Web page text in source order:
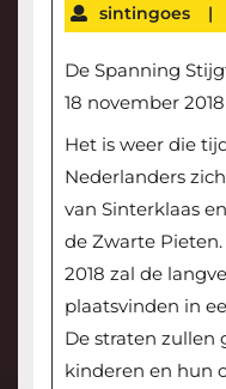
sintingoes |
De Spanning
18 november
Het is weer die
Nederlanders
van Sinterklaas
de Zwarte
2018 zal de
plaatsvinden in
De straten zullen
kinderen en hun